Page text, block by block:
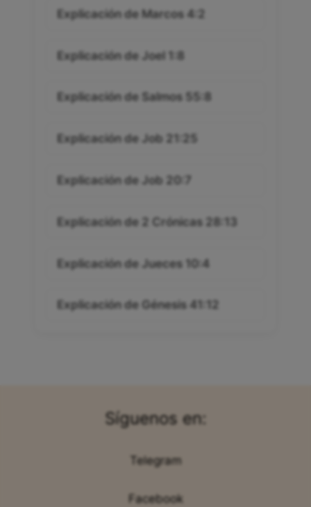
Explicación de Marcos 4:2
Explicación de Joel 1:8
Explicación de Salmos 55:8
Explicación de Job 21:25
Explicación de Job 20:7
Explicación de 2 Crónicas 28:13
Explicación de Jueces 10:4
Explicación de Génesis 41:12
Síguenos en:
Telegram
Facebook